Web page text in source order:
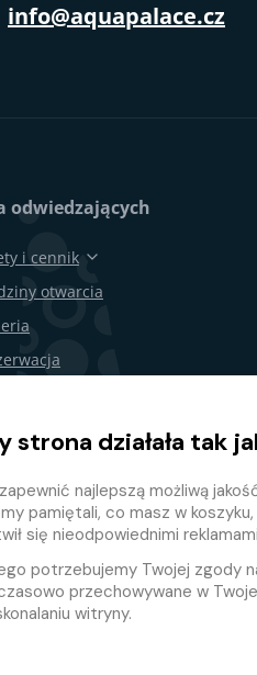
info@aquapalace.cz
odwiedzających
i cennik
otwarcia
terenu
strona działała tak
najlepszą możliwą
pamiętali, co masz w
się nieodpowiednimi
potrzebujemy Twojej zgody
przechowywane w
witryny.